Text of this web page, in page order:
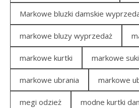
Markowe bluzki damskie
markowe bluzy wyprzedaż
markowe kurtki markowe
markowe ubrania markowe
megi odzież modne kurtki